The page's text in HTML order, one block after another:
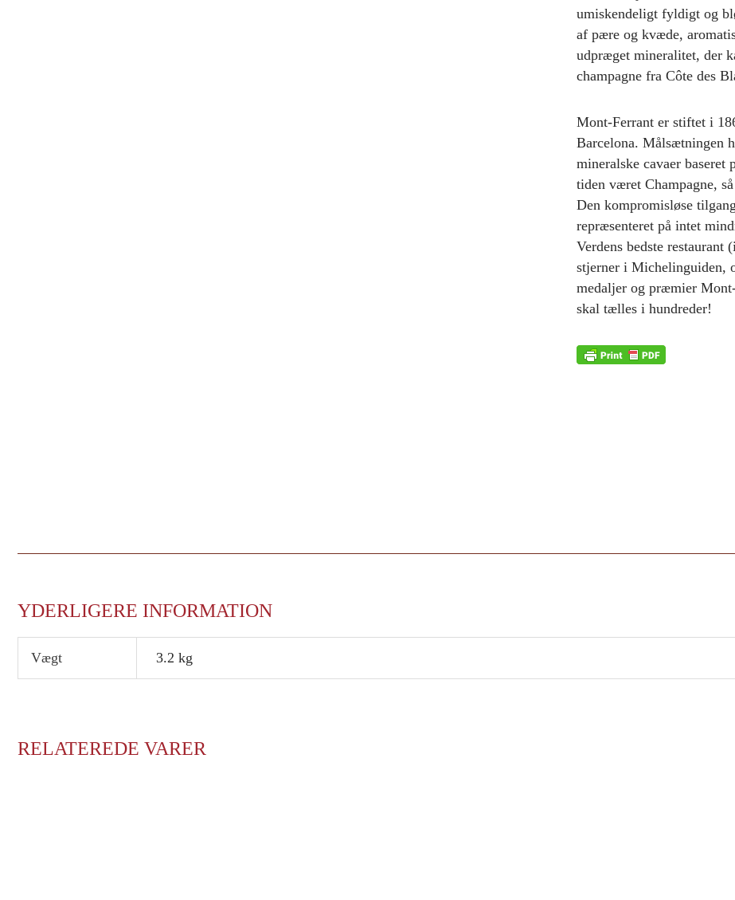
umiskendeligt fyldigt og
af pære og kvæde,
udpræget mineralitet, der
champagne fra Côte des
Mont-Ferrant er stiftet i
Barcelona. Målsætningen
mineralske cavaer
tiden været Champagne,
Den kompromisløse
repræsenteret på intet
Verdens bedste
stjerner i Michelinguiden,
medaljer og præmier
skal tælles i hundreder!
YDERLIGERE INFORMATION
Vægt 3.2 kg
RELATEREDE VARER